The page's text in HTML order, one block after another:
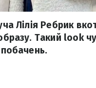
Лілія Ребрик
Такий look
побачень.